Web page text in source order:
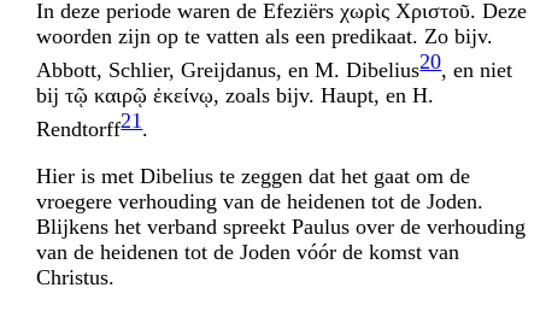
In deze periode waren de Efeziërs χωρὶς Χριστοῦ. Deze
woorden zijn op te vatten als een predikaat. Zo bijv.
Abbott, Schlier, Greijdanus, en M. Dibelius20, en niet
bij τῷ καιρῷ ἐκείνῳ, zoals bijv. Haupt, en H.
Rendtorff21.
Hier is met Dibelius te zeggen dat het gaat om de
vroegere verhouding van de heidenen tot de Joden.
Blijkens het verband spreekt Paulus over de verhouding
van de heidenen tot de Joden vóór de komst van
Christus.